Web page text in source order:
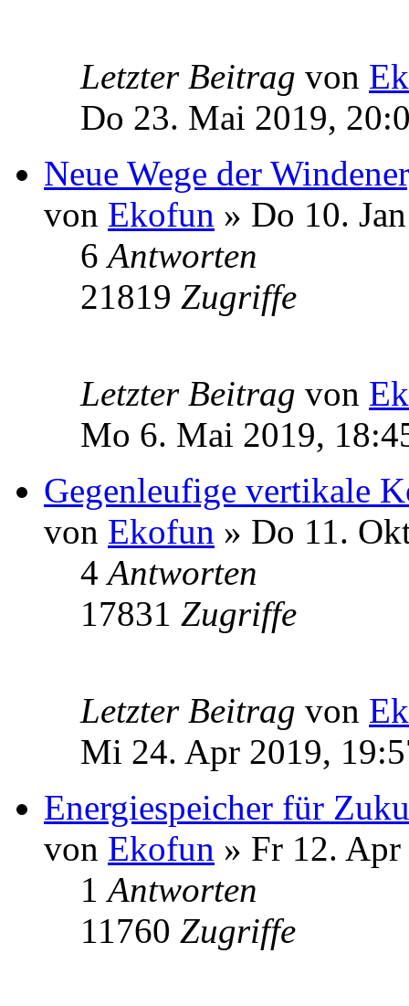
Letzter Beitrag von
Do 23. Mai 2019,
Neue Wege der
von Ekofun » Do 10.
6Antworten
21819 Zugriffe
Letzter Beitrag von
Mo 6. Mai 2019,
Gegenleufige vertikale
von Ekofun » Do 11.
4Antworten
17831 Zugriffe
Letzter Beitrag von
Mi 24. Apr 2019,
Energiespeicher für
von Ekofun » Fr 12.
1Antworten
11760 Zugriffe